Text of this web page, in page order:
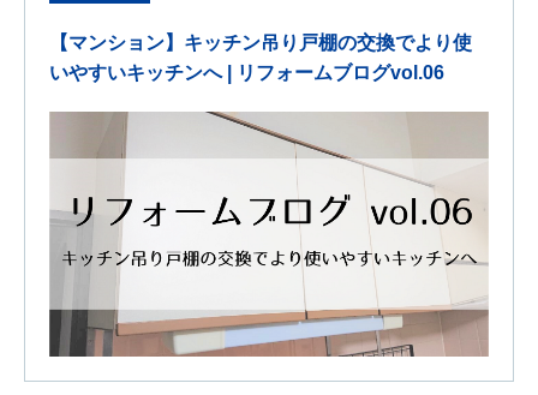
【マンション】キッチン吊り戸棚の交換でより使
いやすいキッチンへ | リフォームブログvol.06